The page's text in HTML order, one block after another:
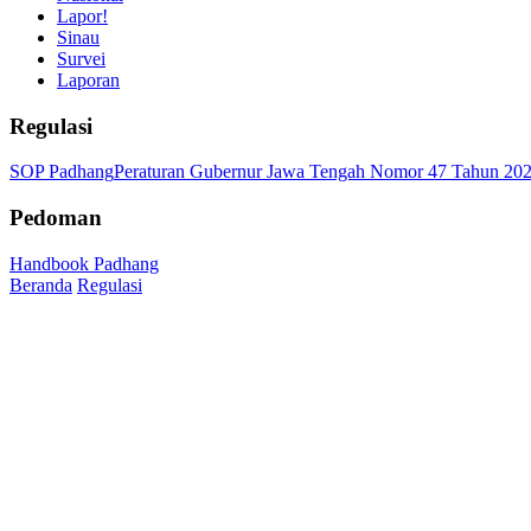
Lapor!
Sinau
Survei
Laporan
Regulasi
SOP PadhangPeraturan Gubernur Jawa Tengah Nomor 47 Tahun
Pedoman
Handbook Padhang
Beranda Regulasi